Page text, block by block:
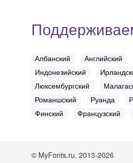
Албанский Английский
Индонезийский
Люксембургский
Романшский
Руанда
Финский
Французский
© MyFonts.ru. 2013-2026